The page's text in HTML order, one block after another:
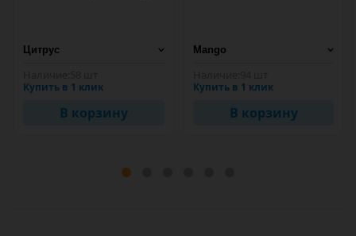
Купить в 1 клик
В корзину
Купить в 1 клик
В корзину